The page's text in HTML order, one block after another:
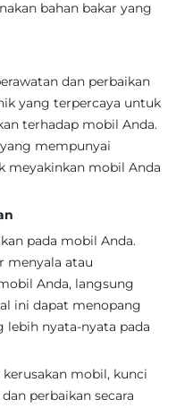
bahan bakar yang
dan perbaikan
yang terpercaya untuk
terhadap mobil Anda.
mempunyai
meyakinkan mobil Anda
pada mobil Anda.
menyala atau
Anda, langsung
ini dapat menopang
lebih nyata-nyata pada
mobil, kunci
perbaikan secara